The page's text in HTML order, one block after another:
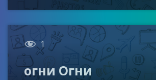
 1
огни Огни